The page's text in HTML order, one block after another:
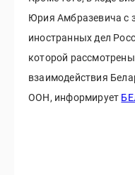
Юрия Амбразевича с
иностранных дел
которой
взаимодействия
ООН, информирует